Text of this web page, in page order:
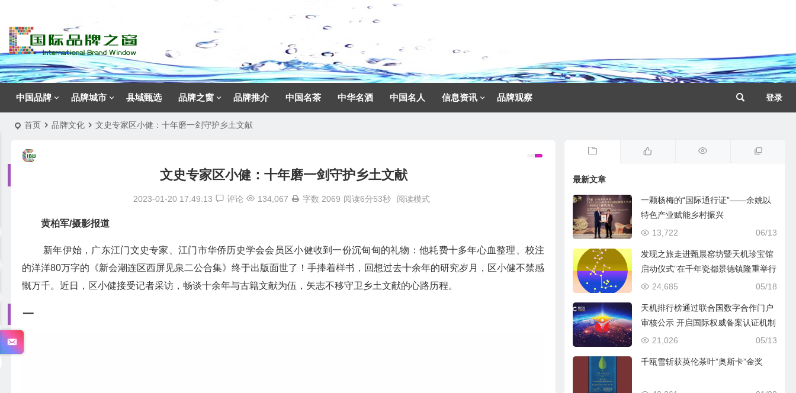
中国品牌 品牌城市 县域甄选 品牌之窗 品牌推介 中国名茶 中华名酒 中国名人 信息资讯 品牌观察 登录
首页 品牌文化 文史专家区小健：十年磨一剑守护乡土文献
文史专家区小健：十年磨一剑守护乡土文献
2023-01-20 17:49:13 评论 134,067 字数 2069 阅读6分53秒 阅读模式
黄柏军/摄影报道
新年伊始，广东江门文史专家、江门市华侨历史学会会员区小健收到一份沉甸甸的礼物：他耗费十多年心血整理、校注
的洋洋80万字的《新会潮连区西屏见泉二公合集》终于出版面世了！手捧着样书，回想过去十余年的研究岁月，区小健不禁感
慨万千。近日，区小健接受记者采访，畅谈十余年与古籍文献为伍，矢志不移守卫乡土文献的心路历程。
一
最新文章
一颗杨梅的“国际通行证”——余姚以
特色产业赋能乡村振兴
06/13
13,722
发现之旅走进甄晨窑坊暨天机珍宝馆
启动仪式”在千年瓷都景德镇隆重举行
05/18
24,685
天机排行榜通过联合国数字合作门户
审核公示 开启国际权威备案认证机制
05/13
21,026
千瓯雪斩获英伦茶叶”奥斯卡”金奖